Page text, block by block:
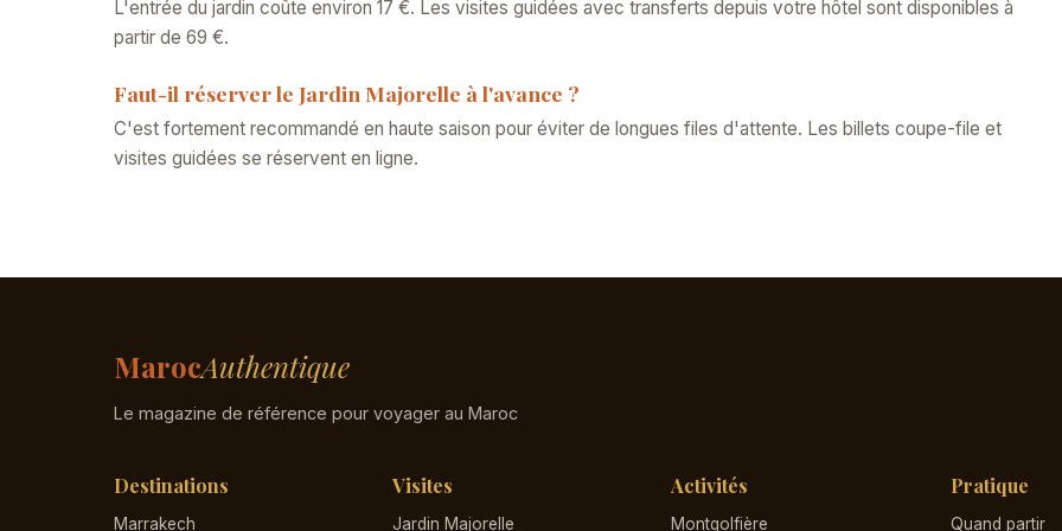
L'entrée du jardin coûte environ 17 €. Les visites guidées avec transferts depuis votre hôtel sont disponibles à
partir de 69 €.
Faut-il réserver le Jardin Majorelle à l'avance ?
C'est fortement recommandé en haute saison pour éviter de longues files d'attente. Les billets coupe-file et
visites guidées se réservent en ligne.
MarocAuthentique
Le magazine de référence pour voyager au Maroc
Destinations
Marrakech
Visites
Jardin Majorelle
Activités
Montgolfière
Pratique
Quand partir